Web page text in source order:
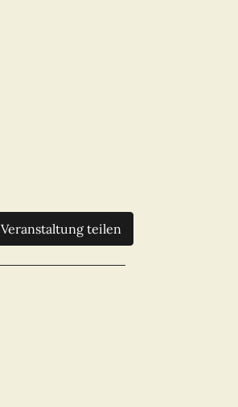
Veranstaltung teilen